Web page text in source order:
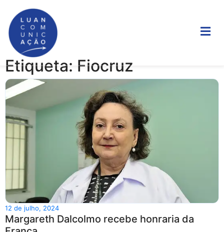
Etiqueta: Fiocruz
12 de julho, 2024
Margareth Dalcolmo recebe honraria da